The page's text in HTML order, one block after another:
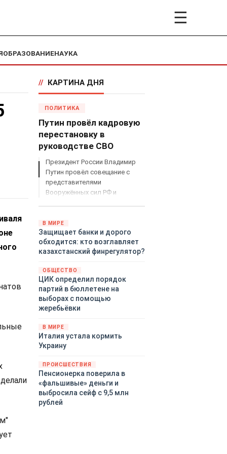
☰
ОБРАЗОВАНИЕНАУКА
// КАРТИНА ДНЯ
ПОЛИТИКА
Путин провёл кадровую
перестановку в
руководстве СВО
Президент России Владимир
Путин провёл совещание с
представителями
Вооружённых сил РФ и
руководстве спецоперацией.
В МИРЕ
Защищает банки и дорого
обходится: кто возглавляет
казахстанский финрегулятор?
ОБЩЕСТВО
ЦИК определил порядок
партий в бюллетене на
выборах с помощью
жеребьёвки
В МИРЕ
Италия устала кормить
Украину
ПРОИСШЕСТВИЯ
Пенсионерка поверила в
«фальшивые» деньги и
выбросила сейф с 9,5 млн
рублей